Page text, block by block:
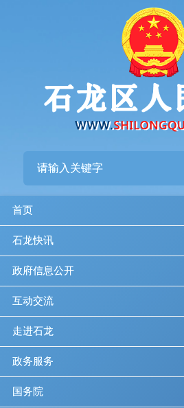
首页
石龙快讯
政府信息公开
互动交流
走进石龙
政务服务
国务院